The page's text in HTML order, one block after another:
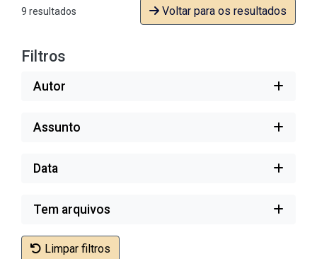
9 resultados Voltar para os resultados
Filtros
Autor
Assunto
Data
Tem arquivos
Limpar filtros